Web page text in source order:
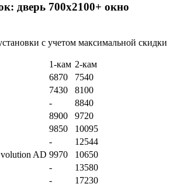
дверь 700х2100+ окно
с учетом максимальной скидки
1-кам 2-кам
6870
7540
7430
8100
-
8840
8900
9720
9850
10095
-
12544
AD 9970
10650
-
13580
-
17230